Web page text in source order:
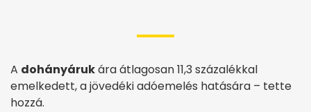
A dohányárukára átlagosan 11,3 százalékkal
emelkedett, a jövedéki adóemelés hatására – tette
hozzá.